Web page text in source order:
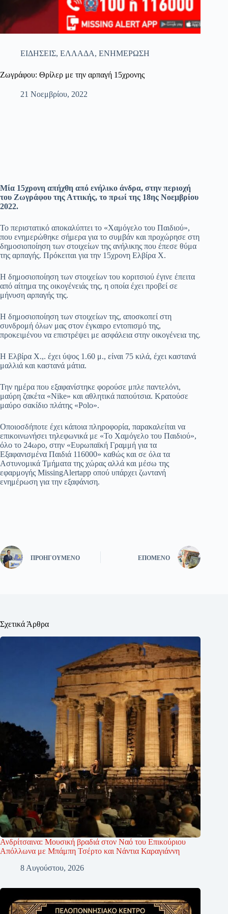
ΕΙΔΗΣΕΙΣ, ΕΛΛΑΔΑ, ΕΝΗΜΕΡΩΣΗ
Ζωγράφου: Θρίλερ με την αρπαγή 15χρονης
21 Νοεμβρίου, 2022
Μία 15χρονη απήχθη από ενήλικο άνδρα, στην περιοχή
του Ζωγράφου της Αττικής, το πρωί της 18ης Νοεμβρίου
2022.
Το περιστατικό αποκαλύπτει το «Χαμόγελο του Παιδιού»,
που ενημερώθηκε σήμερα για το συμβάν και προχώρησε στη
δημοσιοποίηση των στοιχείων της ανήλικης που έπεσε θύμα
της αρπαγής. Πρόκειται για την 15χρονη Ελβίρα Χ.
Η δημοσιοποίηση των στοιχείων του κοριτσιού έγινε έπειτα
από αίτημα της οικογένειάς της, η οποία έχει προβεί σε
μήνυση αρπαγής της.
Η δημοσιοποίηση των στοιχείων της, αποσκοπεί στη
συνδρομή όλων μας στον έγκαιρο εντοπισμό της,
προκειμένου να επιστρέψει με ασφάλεια στην οικογένεια της.
Η Ελβίρα Χ.,. έχει ύψος 1.60 μ., είναι 75 κιλά, έχει καστανά
μαλλιά και καστανά μάτια.
Την ημέρα που εξαφανίστηκε φορούσε μπλε παντελόνι,
μαύρη ζακέτα «Nike» και αθλητικά παπούτσια. Κρατούσε
μαύρο σακίδιο πλάτης «Polo».
Οποιοσδήποτε έχει κάποια πληροφορία, παρακαλείται να
επικοινωνήσει τηλεφωνικά με «Το Χαμόγελο του Παιδιού»,
όλο το 24ωρο, στην «Ευρωπαϊκή Γραμμή για τα
Εξαφανισμένα Παιδιά 116000» καθώς και σε όλα τα
Αστυνομικά Τμήματα της χώρας αλλά και μέσω της
εφαρμογής MissingAlertapp οπού υπάρχει ζωντανή
ενημέρωση για την εξαφάνιση.
ΠΡΟΗΓΟΎΜΕΝΟ ΕΠΌΜΕΝΟ
Σχετικά Άρθρα
Ανδρίτσαινα: Μουσική βραδιά στον Ναό του Επικούριου
Απόλλωνα με Μπάμπη Τσέρτο και Νάντια Καραγιάννη
8 Αυγούστου, 2026